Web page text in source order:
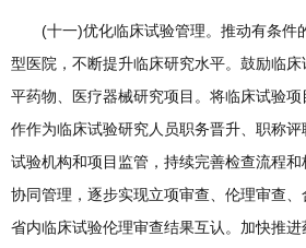
(十一)优化临床试验管理。推动有条件
型医院，不断提升临床研究水平。鼓励临
平药物、医疗器械研究项目。将临床试验
作作为临床试验研究人员职务晋升、职称
试验机构和项目监管，持续完善检查流程
协同管理，逐步实现立项审查、伦理审查
省内临床试验伦理审查结果互认。加快推